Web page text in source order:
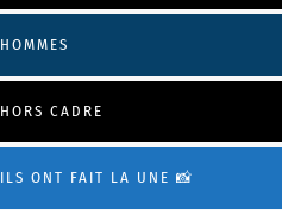
HOMMES
HORS CADRE
ILS ONT FAIT LA UNE 📸